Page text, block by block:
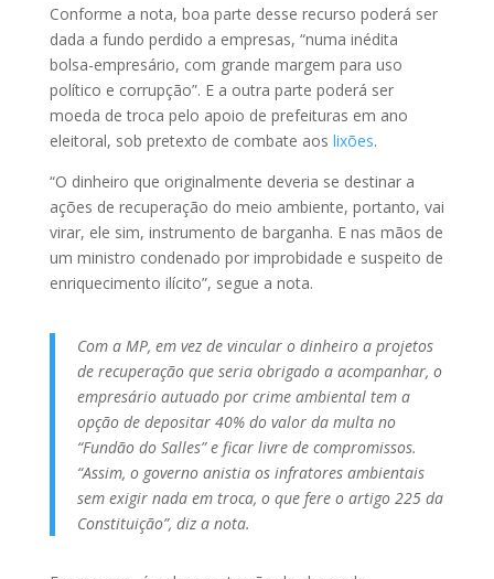
Conforme a nota, boa parte desse recurso poderá ser
dada a fundo perdido a empresas, “numa inédita
bolsa-empresário, com grande margem para uso
político e corrupção”. E a outra parte poderá ser
moeda de troca pelo apoio de prefeituras em ano
eleitoral, sob pretexto de combate aos lixões.
“O dinheiro que originalmente deveria se destinar a
ações de recuperação do meio ambiente, portanto, vai
virar, ele sim, instrumento de barganha. E nas mãos de
um ministro condenado por improbidade e suspeito de
enriquecimento ilícito”, segue a nota.
Com a MP, em vez de vincular o dinheiro a projetos
de recuperação que seria obrigado a acompanhar, o
empresário autuado por crime ambiental tem a
opção de depositar 40% do valor da multa no
“Fundão do Salles” e ficar livre de compromissos.
“Assim, o governo anistia os infratores ambientais
sem exigir nada em troca, o que fere o artigo 225 da
Constituição”, diz a nota.